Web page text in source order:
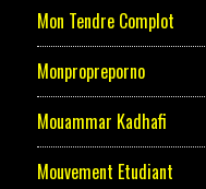
Mon Tendre Complot
Monpropreporno
Mouammar Kadhafi
Mouvement Etudiant